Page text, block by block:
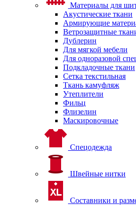
Материалы для
Акустические ткани
Армирующие
Ветрозащитные
Дублерин
Для мягкой мебели
Для одноразовой
Подкладочные ткани
Сетка текстильная
Ткань камуфляж
Утеплители
Фильц
Флизелин
Маскировочные
Спецодежда
Швейные нитки
Составники и